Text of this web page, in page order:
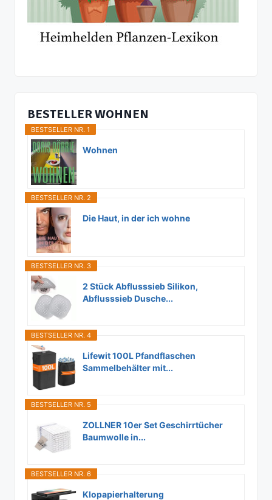
BESTELLER WOHNEN
BESTSELLER NR. 1
Wohnen
BESTSELLER NR. 2
Die Haut, in der ich wohne
BESTSELLER NR. 3
2 Stück Abflusssieb Silikon,
Abflusssieb Dusche...
BESTSELLER NR. 4
Lifewit 100L Pfandflaschen
Sammelbehälter mit...
BESTSELLER NR. 5
ZOLLNER 10er Set Geschirrtücher
Baumwolle in...
BESTSELLER NR. 6
Klopapierhalterung